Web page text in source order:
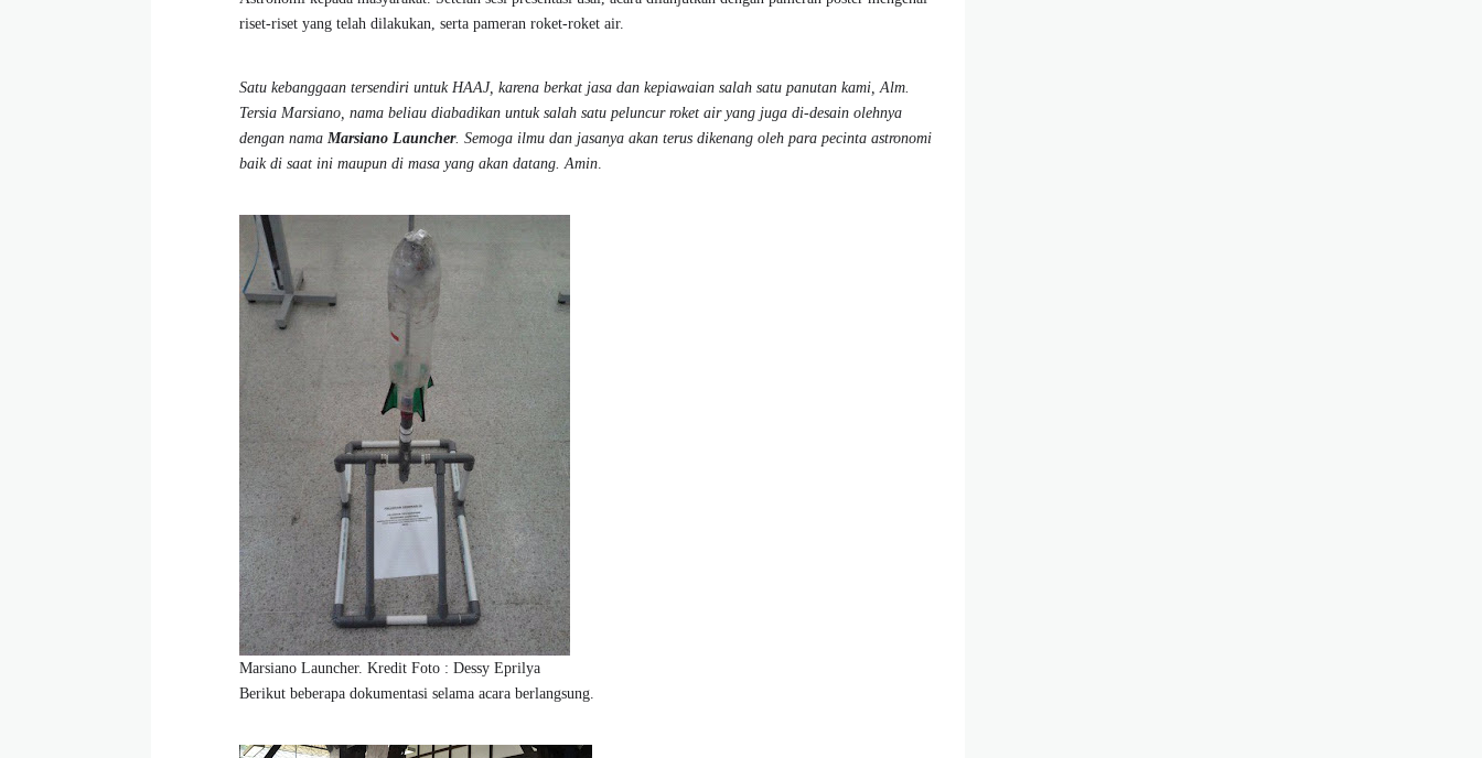
riset-riset yang telah dilakukan, serta pameran roket-roket air.
Satu kebanggaan tersendiri untuk HAAJ, karena berkat jasa dan kepiawaian salah satu panutan kami, Alm.
Tersia Marsiano, nama beliau diabadikan untuk salah satu peluncur roket air yang juga di-desain olehnya
dengan nama Marsiano Launcher. Semoga ilmu dan jasanya akan terus dikenang oleh para pecinta astronomi
baik di saat ini maupun di masa yang akan datang. Amin.
Marsiano Launcher. Kredit Foto : Dessy Eprilya
Berikut beberapa dokumentasi selama acara berlangsung.